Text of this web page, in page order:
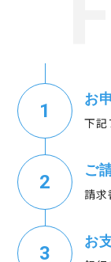
お
下記
ご
請求
お